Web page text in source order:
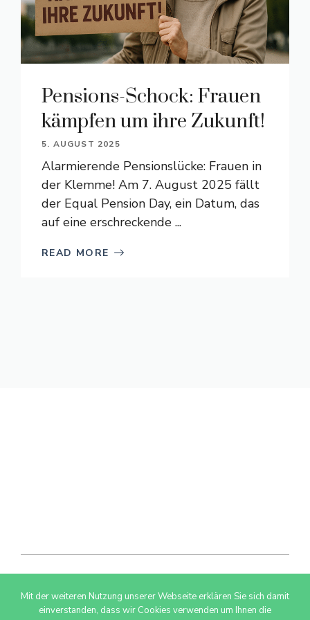
Pensions-Schock: Frauen
kämpfen um ihre Zukunft!
5. AUGUST 2025
Alarmierende Pensionslücke: Frauen in
der Klemme! Am 7. August 2025 fällt
der Equal Pension Day, ein Datum, das
auf eine erschreckende ...
READ MORE
© 2026 AdSimple GmbH
Mit der weiteren Nutzung unserer Webseite erklären Sie sich damit
einverstanden, dass wir Cookies verwenden um Ihnen die